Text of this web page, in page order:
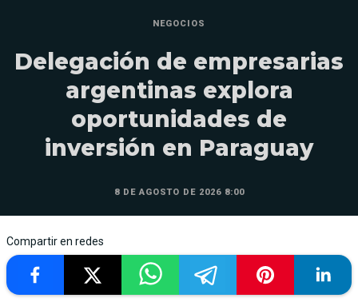
NEGOCIOS
Delegación de empresarias
argentinas explora
oportunidades de
inversión en Paraguay
8 DE AGOSTO DE 2026 8:00
Compartir en redes